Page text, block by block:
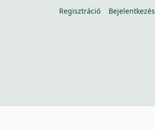
Regisztráció Bejelentkezés